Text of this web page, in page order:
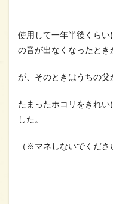
使用して一年半後くら
の音が出なくなったとき
が、そのときはうちの父
たまったホコリをきれ
した。
（※マネしないでくださ